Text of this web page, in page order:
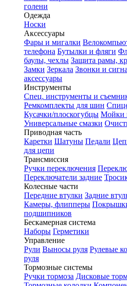
голени
Одежда
Носки
Аксессуары
Фары и мигалки
телефона Бутылки и фляги
баулы, чехлы Защита рамы,
Замки Зеркала Звонки и
аксессуары
Инструменты
Спец. инструменты и
Ремкомплекты для шин
Кусачки/плоскогубцы Мойки
Универсальные смазки
Приводная часть
Каретки Шатуны Педали
для цепи
Трансмиссия
Ручки переключения
Переключатели задние
Колесные части
Передние втулки Задние
Камеры, флипперы
подшипников
Бескамерная система
Наборы Герметики
Управление
Рули Выносы руля Рулевые
руля
Тормозные системы
Ручки тормоза Дисковые